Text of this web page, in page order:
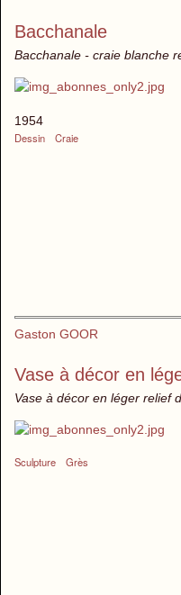
Bacchanale
Bacchanale - craie blanche
1954
Dessin
Craie
Gaston GOOR
Vase à décor en
Vase à décor en léger relief
Sculpture Grès